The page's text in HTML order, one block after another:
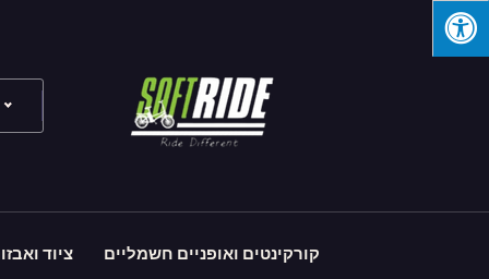
קורקינטים ואופניים חשמליים ציוד